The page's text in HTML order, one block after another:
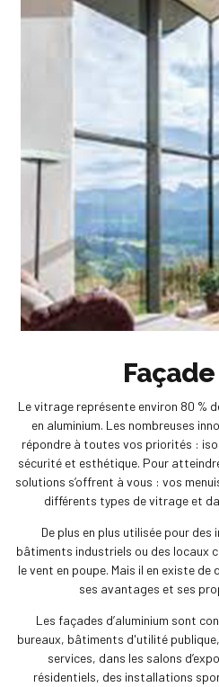
Le vitrage représente environ 80 %
en aluminium. Les nombreuses
répondre à toutes vos priorités :
sécurité et esthétique. Pour
solutions s’offrent à vous : vos
différents types de vitrage et
De plus en plus utilisée pour des
bâtiments industriels ou des locaux
le vent en poupe. Mais il en existe
ses avantages et ses
Les façades d’aluminium sont
bureaux, bâtiments d'utilité
services, dans les salons
résidentiels, des installations